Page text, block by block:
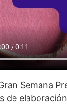
Semana
de